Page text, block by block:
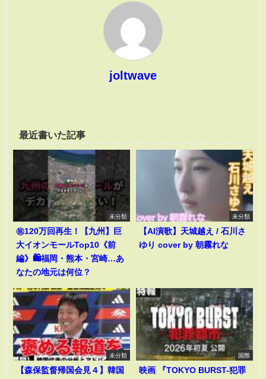
joltwave
最近書いた記事
未分類
㊗️120万回再生！【九州】巨
大イオンモールTop10《前
編》🛍️福岡・熊本・宮崎…あ
なたの地元は何位？
未分類
【AI演歌】天城越え / 石川さ
ゆり cover by 朝霧れな
未分類
【森保監督帰国会見４】韓国
国際
映画 『TOKYO BURST-犯罪